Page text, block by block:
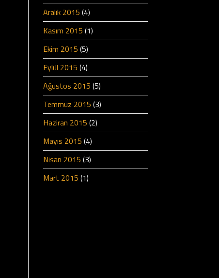
Aralık 2015 (4)
Kasım 2015 (1)
Ekim 2015 (5)
Eylül 2015 (4)
Ağustos 2015 (5)
Temmuz 2015 (3)
Haziran 2015 (2)
Mayıs 2015 (4)
Nisan 2015 (3)
Mart 2015 (1)